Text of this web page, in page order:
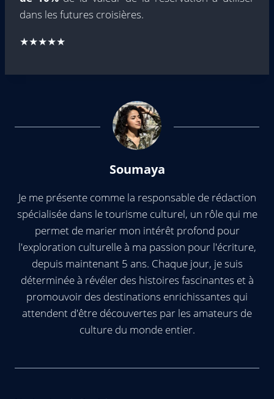
dans les futures croisières.
★★★★★
Soumaya
Je me présente comme la responsable de rédaction
spécialisée dans le tourisme culturel, un rôle qui me
permet de marier mon intérêt profond pour
l'exploration culturelle à ma passion pour l'écriture,
depuis maintenant 5 ans. Chaque jour, je suis
déterminée à révéler des histoires fascinantes et à
promouvoir des destinations enrichissantes qui
attendent d'être découvertes par les amateurs de
culture du monde entier.